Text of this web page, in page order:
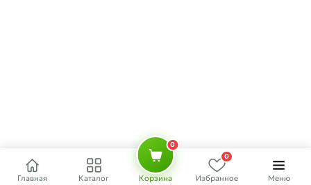
Главная Каталог
0
Корзина Избранное
0
Меню